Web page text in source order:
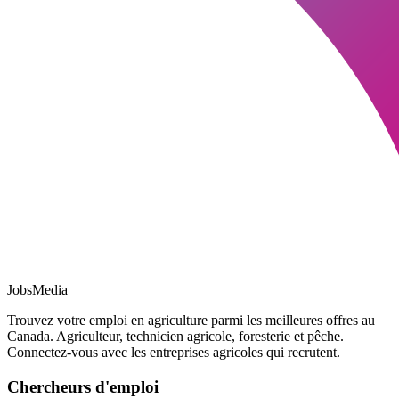
JobsMedia
Trouvez votre emploi en agriculture parmi les meilleures offres au
Canada. Agriculteur, technicien agricole, foresterie et pêche.
Connectez-vous avec les entreprises agricoles qui recrutent.
Chercheurs d'emploi